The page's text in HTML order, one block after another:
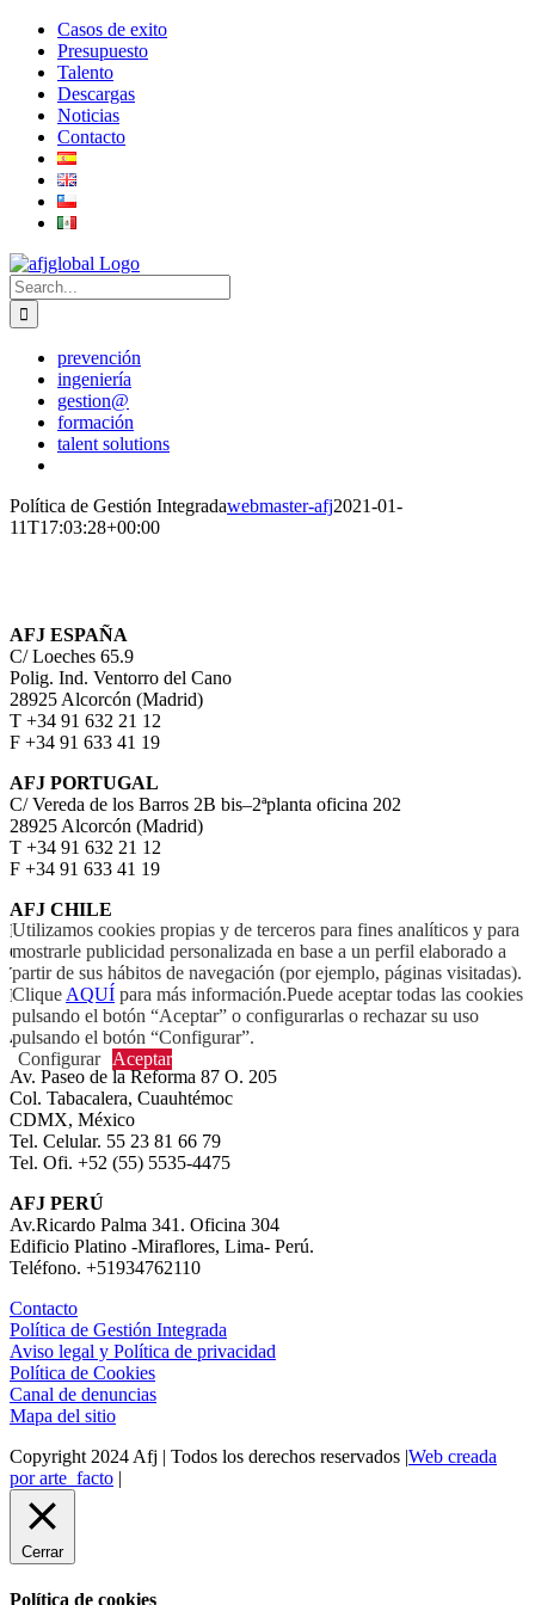
Skip
content
linkedin
twitter
Email
Casos de exito
Presupuesto
Talento
Descargas
Noticias
Contacto
Search
for:
prevención
ingeniería
gestion@
formación
talent solutions
Política de Gestión Integradawebmaster-afj2021-01-
11T17:03:28+00:00
AFJ ESPAÑA
C/ Loeches 65.9
Polig. Ind. Ventorro del Cano
28925 Alcorcón (Madrid)
T +34 91 632 21 12
F +34 91 633 41 19
AFJ PORTUGAL
C/ Vereda de los Barros 2B bis–2ªplanta oficina 202
28925 Alcorcón (Madrid)
T +34 91 632 21 12
F +34 91 633 41 19
AFJ CHILE
Nueva los Leones 07 of 301A
Comuna: Providencia – Santiago
Teléfono: +56 2 32026401
Móvil. +56 9 6466 6557
AFJ MÉXICO
Av. Paseo de la Reforma 87 O. 205
Col. Tabacalera, Cuauhtémoc
CDMX, México
Tel. Celular. 55 23 81 66 79
Tel. Ofi. +52 (55) 5535-4475
AFJ PERÚ
Av.Ricardo Palma 341. Oficina 304
Edificio Platino -Miraflores, Lima- Perú.
Teléfono. +51934762110
Contacto
Política de Gestión Integrada
Aviso legal y Política de privacidad
Política de Cookies
Canal de denuncias
Mapa del sitio
Copyright 2024 Afj | Todos los derechos reservados |Web creada
por arte_facto |
Utilizamos cookies propias y de terceros para fines analíticos y para
mostrarle publicidad personalizada en base a un perfil elaborado a
partir de sus hábitos de navegación (por ejemplo, páginas visitadas).
Clique AQUÍ para más información.Puede aceptar todas las cookies
pulsando el botón “Aceptar” o configurarlas o rechazar su uso
pulsando el botón “Configurar”.
Configurar
Aceptar
Cerrar
Política de cookies